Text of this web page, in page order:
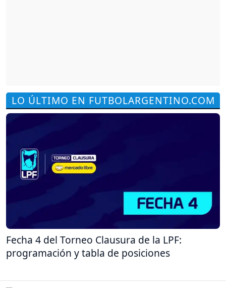
LO ÚLTIMO EN FUTBOLARGENTINO.COM
Fecha 4 del Torneo Clausura de la LPF:
programación y tabla de posiciones